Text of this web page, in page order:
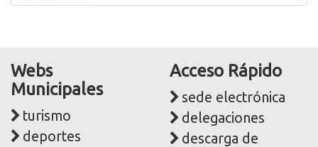
Webs
Municipales
turismo
deportes
Acceso Rápido
sede electrónica
delegaciones
descarga de